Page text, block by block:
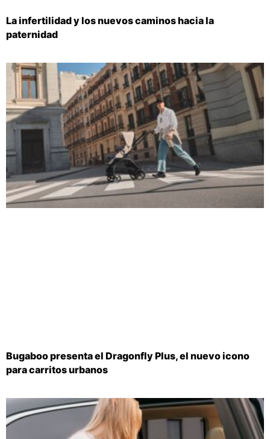
La infertilidad y los nuevos caminos hacia la
paternidad
Bugaboo presenta el Dragonfly Plus, el nuevo icono
para carritos urbanos